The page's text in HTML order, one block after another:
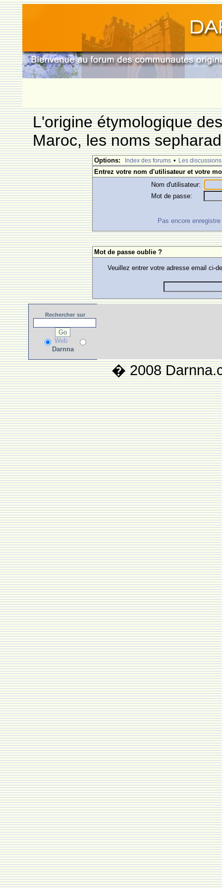
L'origine étymologique
Maroc, les noms
Options: Index des forums • Les discussions
Entrez votre nom d'utilisateur et votre
Nom d'utilisateur:
Mot de passe:
Pas encore
Mot de passe oublie ?
Veuillez entrer votre adresse email ci-
Rechercher sur
Web
Darnna
� 2008